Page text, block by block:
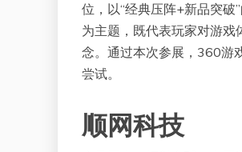
位，以“经典压阵+新品突破
为主题，既代表玩家对游
念。通过本次参展，360游
尝试。
顺网科技